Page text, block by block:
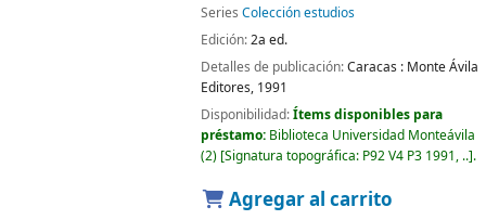
Series Colección estudios
Edición:2a ed.
Detalles de publicación:Caracas : Monte Ávila
Editores, 1991
Disponibilidad:Ítems disponibles para
préstamo: Biblioteca Universidad Monteávila
(2) Signatura topográfica: P92 V4 P3 1991, .. .
Agregar al carrito